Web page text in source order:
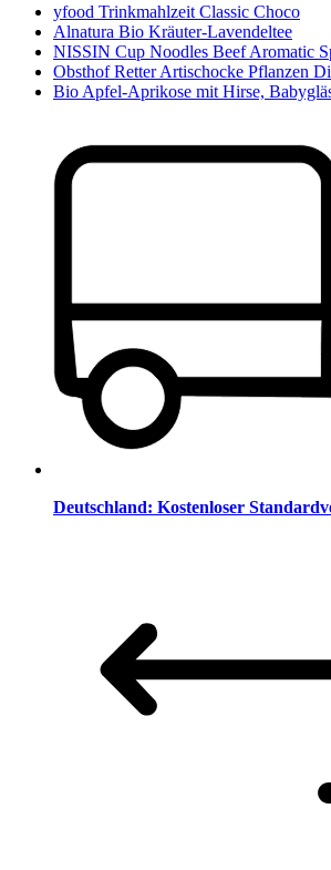
yfood Trinkmahlzeit Classic Choco
Alnatura Bio Kräuter-Lavendeltee
NISSIN Cup Noodles Beef Aromatic
Obsthof Retter Artischocke Pflanzen
Bio Apfel-Aprikose mit Hirse,
Deutschland: Kostenloser